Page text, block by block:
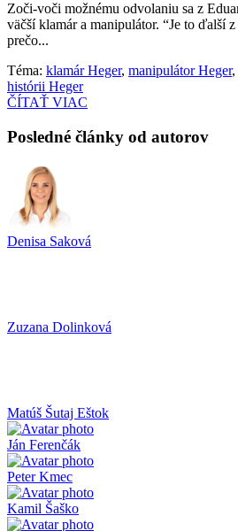
Zoči-voči možnému odvolaniu sa z
väčší klamár a manipulátor. “Je to ďalší
prečo...
Téma: klamár Heger, manipulátor Heger,
histórii Heger
ČÍTAŤ VIAC
Posledné články od autorov
Denisa Saková
Zuzana Dolinková
Matúš Šutaj Eštok
Ján Ferenčák
Peter Kmec
Kamil Šaško